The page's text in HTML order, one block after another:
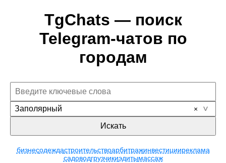
TgChats — поиск
Telegram-чатов по
городам
Заполярный
Искать
бизнесодеждастроительствоарбитражинвестицииреклама
садоводгрузчикиэдитымассаж